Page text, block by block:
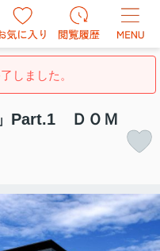
しました。
」Part.1 ＤＯＭ